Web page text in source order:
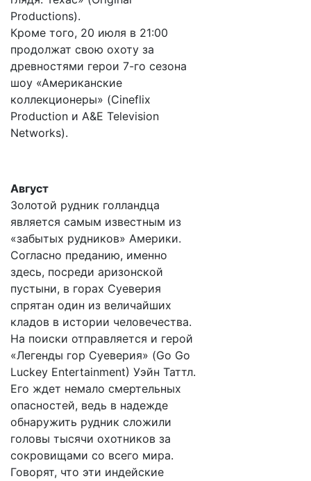
Productions).
Кроме того, 20 июля в 21:00
продолжат свою охоту за
древностями герои 7-го сезона
шоу «Американские
коллекционеры» (Cineflix
Production и A&E Television
Networks).
Август
Золотой рудник голландца
является самым известным из
«забытых рудников» Америки.
Согласно преданию, именно
здесь, посреди аризонской
пустыни, в горах Суеверия
спрятан один из величайших
кладов в истории человечества.
На поиски отправляется и герой
«Легенды гор Суеверия» (Go Go
Luckey Entertainment) Уэйн Таттл.
Его ждет немало смертельных
опасностей, ведь в надежде
обнаружить рудник сложили
головы тысячи охотников за
сокровищами со всего мира.
Говорят, что эти индейские